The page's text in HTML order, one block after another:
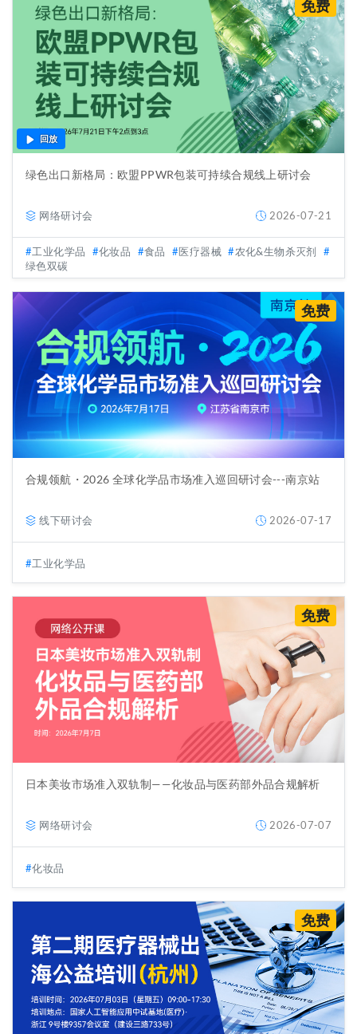
回放
免费
绿色出口新格局：欧盟PPWR包装可持续合规线上研讨会
网络研讨会 2026-07-21
工业化学品 化妆品 食品 医疗器械
农化&生物杀灭剂
绿色双碳
免费
合规领航・2026 全球化学品市场准入巡回研讨会---南京站
线下研讨会 2026-07-17
工业化学品
免费
日本美妆市场准入双轨制——化妆品与医药部外品合规解析
网络研讨会 2026-07-07
化妆品
免费